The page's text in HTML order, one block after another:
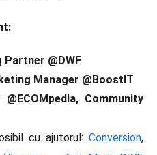
@DWF
Manager @BoostIT
Community
cu ajutorul: Conversion,